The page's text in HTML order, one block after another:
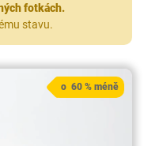
fotkách.
stavu.
o 60 % méně